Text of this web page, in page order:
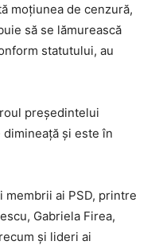
moțiunea de cenzură,
să se lămurească
statutului, au
președintelui
și este în
ai PSD, printre
Gabriela Firea,
și lideri ai